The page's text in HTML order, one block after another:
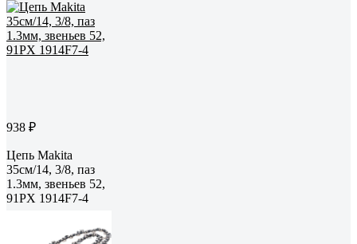
938 ₽
Цепь Makita
35см/14, 3/8, паз
1.3мм, звеньев 52,
91PX 1914F7-4